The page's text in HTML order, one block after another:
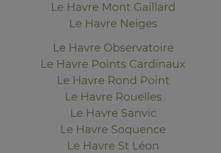
Le Havre Mont Gaillard
Le Havre Neiges
Le Havre Observatoire
Le Havre Points Cardinaux
Le Havre Rond Point
Le Havre Rouelles
Le Havre Sanvic
Le Havre Soquence
Le Havre St Léon